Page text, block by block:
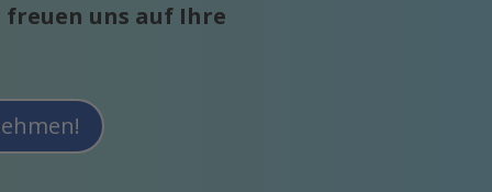
uns auf Ihre